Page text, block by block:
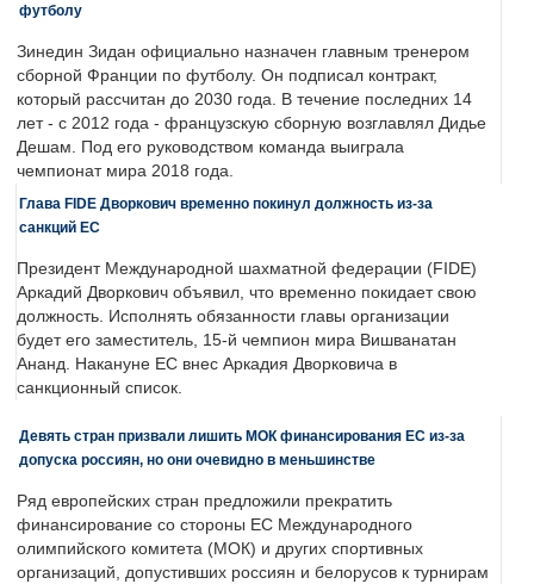
футболу
Зинедин Зидан официально назначен главным тренером
сборной Франции по футболу. Он подписал контракт,
который рассчитан до 2030 года. В течение последних 14
лет - с 2012 года - французскую сборную возглавлял Дидье
Дешам. Под его руководством команда выиграла
чемпионат мира 2018 года.
Глава FIDE Дворкович временно покинул должность из-за
санкций ЕС
Президент Международной шахматной федерации (FIDE)
Аркадий Дворкович объявил, что временно покидает свою
должность. Исполнять обязанности главы организации
будет его заместитель, 15-й чемпион мира Вишванатан
Ананд. Накануне ЕС внес Аркадия Дворковича в
санкционный список.
Девять стран призвали лишить МОК финансирования ЕС из-за
допуска россиян, но они очевидно в меньшинстве
Ряд европейских стран предложили прекратить
финансирование со стороны ЕС Международного
олимпийского комитета (МОК) и других спортивных
организаций, допустивших россиян и белорусов к турнирам